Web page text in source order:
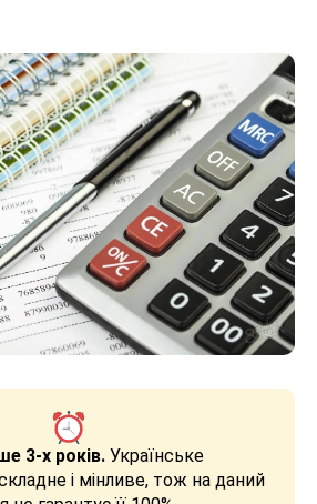
3-х років. Українське
і мінливе, тож на даний